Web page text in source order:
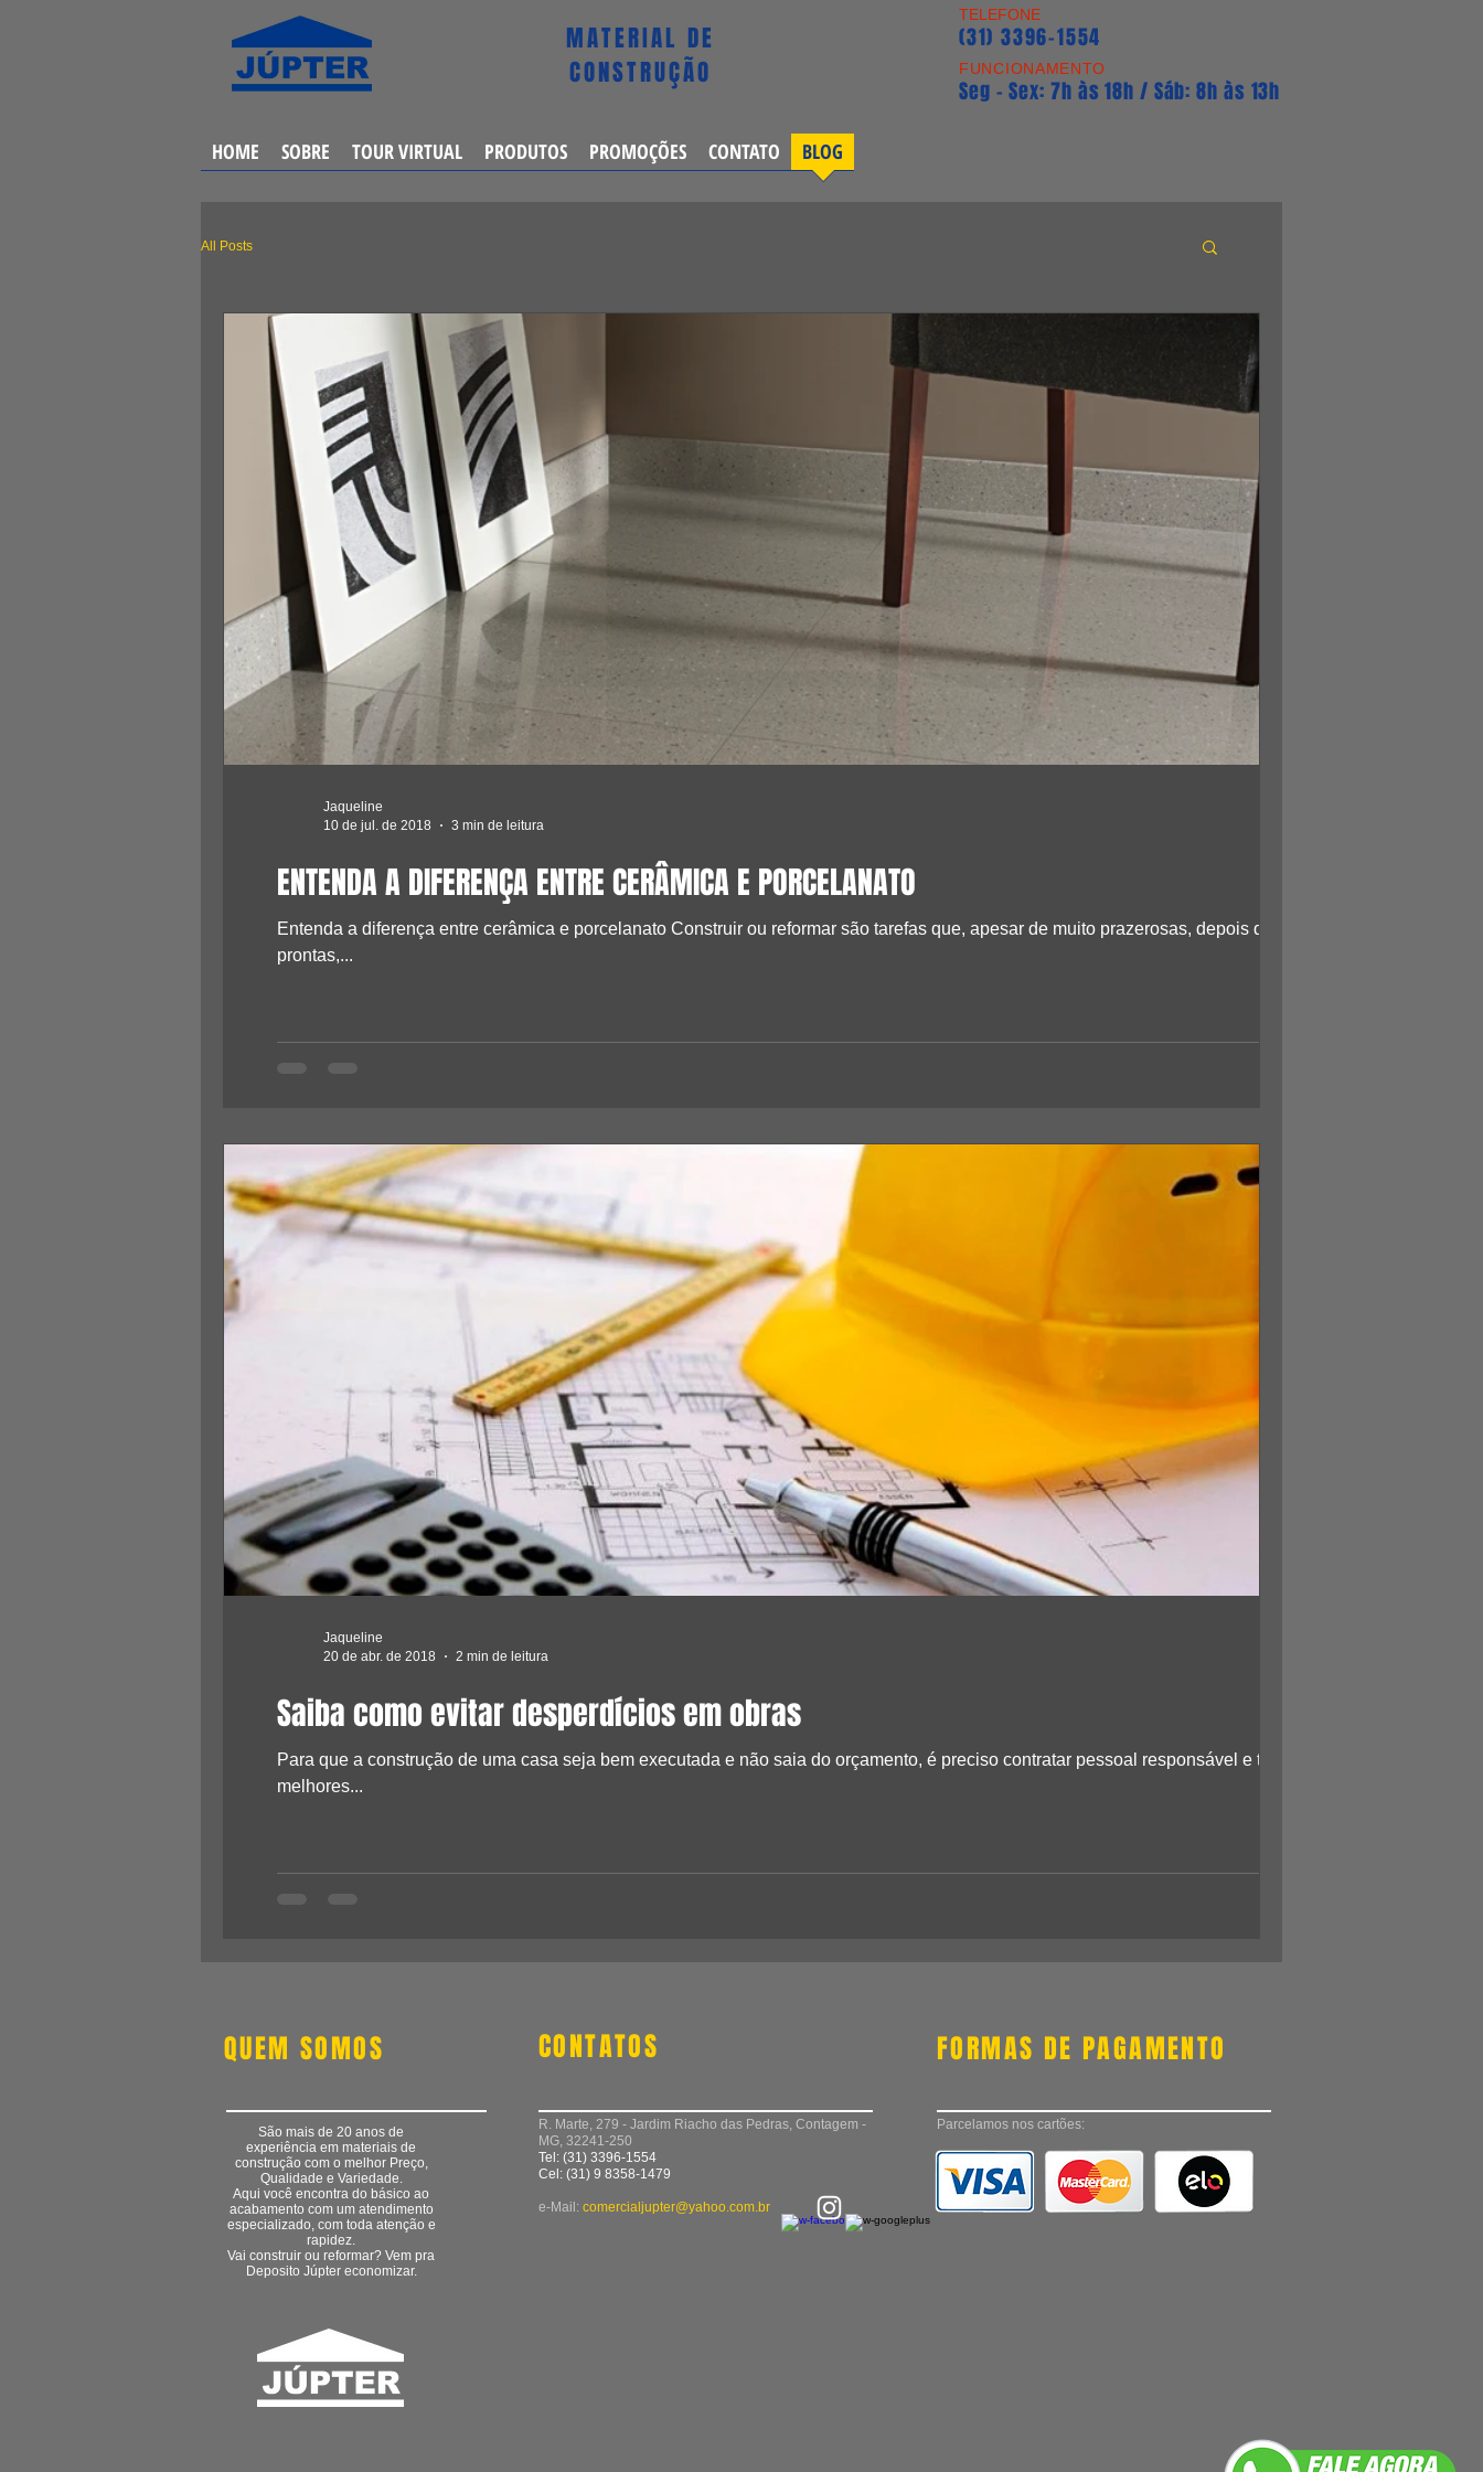
MATERIAL DE
CONSTRUÇÃO
TELEFONE
(31) 3396-1554
FUNCIONAMENTO
Seg - Sex: 7h às 18h / Sáb: 8h às 13h
HOME SOBRE TOUR VIRTUAL PRODUTOS PROMOÇÕES CONTATO BLOG
All Posts
ENTENDA A DIFERENÇA ENTRE CERÂMICA E PORCELANATO
Entenda a diferença entre cerâmica e porcelanato Construir ou reformar são tarefas que, apesar de muito prazerosas, depois de
prontas,...
Jaqueline
10 de jul. de 2018
3 min de leitura
Saiba como evitar desperdícios em obras
Para que a construção de uma casa seja bem executada e não saia do orçamento, é preciso contratar pessoal responsável e ter os
melhores...
Jaqueline
20 de abr. de 2018
2 min de leitura
CONTATOS
São mais de 20 anos de
experiência em materiais de
construção com o melhor Preço,
Qualidade e Variedade.
Aqui você encontra do básico ao
acabamento com um atendimento
especializado, com toda atenção e
rapidez.
Vai construir ou reformar? Vem pra
Deposito Júpter economizar.
e-Mail: comercialjupter@yahoo.com.br
R. Marte, 279 - Jardim Riacho das Pedras, Contagem -
MG, 32241-250
Tel: (31) 3396-1554
Cel: (31) 9 8358-1479
FORMAS DE PAGAMENTO
QUEM SOMOS
Parcelamos nos cartões: